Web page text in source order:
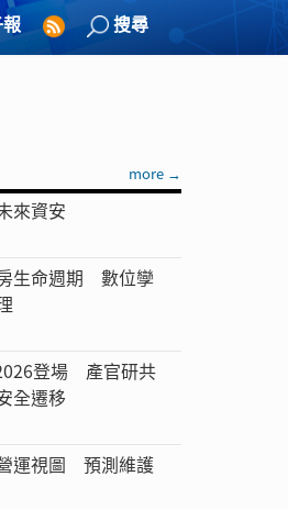
搜尋
more →
來資安
生命週期 數位孿
登場 產官研共
全遷移
運視圖 預測維護